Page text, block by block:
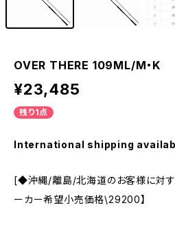
OVER THERE 109ML/M・K
¥23,485
残り1点
International shipping
[◆沖縄/離島/北海道のお客様に対す
ーカー希望小売価格\29200】